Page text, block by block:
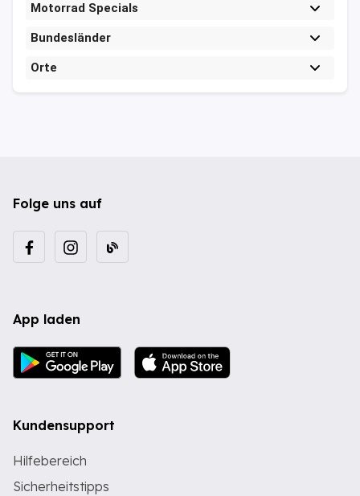
Motorrad Specials
Bundesländer
Orte
Folge uns auf
App laden
Kundensupport
Hilfebereich
Sicherheitstipps